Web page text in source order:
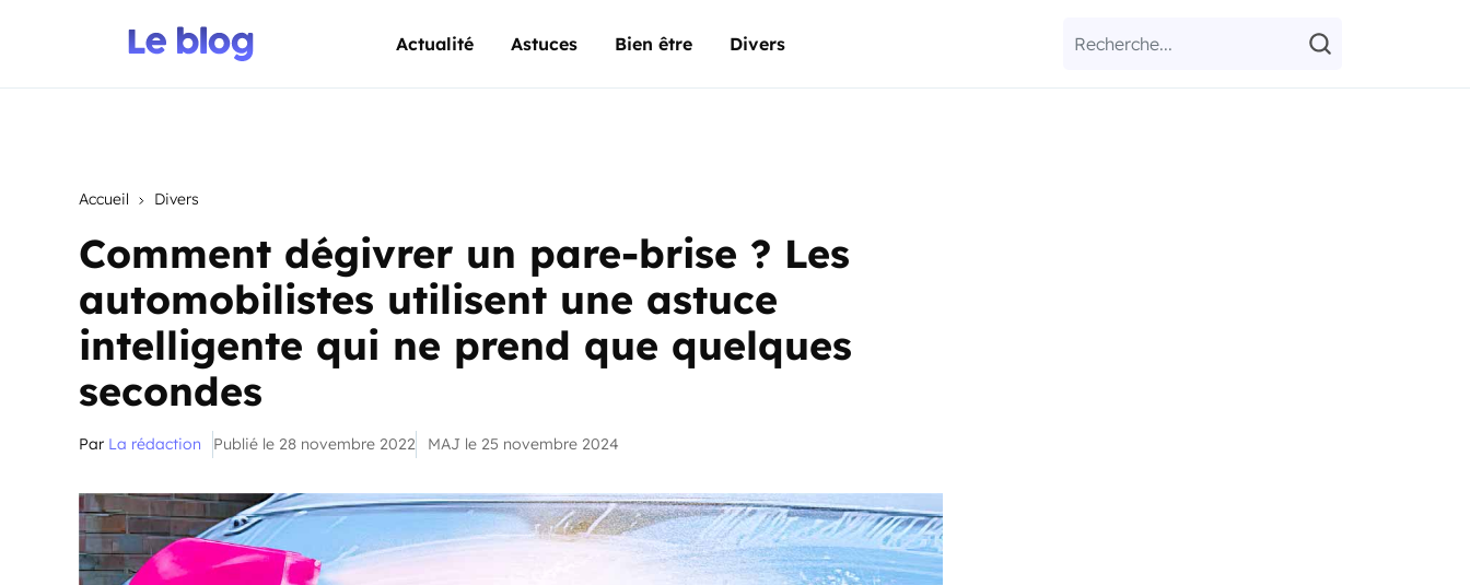
Actualité Astuces Bien être Divers
Accueil Divers
Comment dégivrer un pare-brise ? Les
automobilistes utilisent une astuce
intelligente qui ne prend que quelques
secondes
Par La rédaction Publié le 28 novembre 2022 MAJ le 25 novembre 2024